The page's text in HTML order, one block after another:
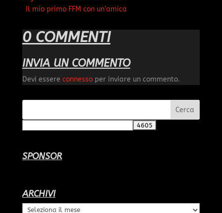
Il mio primo FFM con un’amica
0 COMMENTI
INVIA UN COMMENTO
Devi essere connessoper inviare un commento.
SPONSOR
ARCHIVI
Archivi